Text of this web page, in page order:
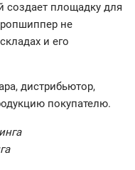
создает площадку для
не
и его
дистрибьютор,
покупателю.